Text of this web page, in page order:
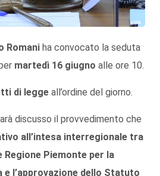
Romani ha convocato la seduta
martedì 16 giugno alle ore 10.
di legge all’ordine del giorno.
discusso il provvedimento che
all’intesa interregionale tra
Regione Piemonte per la
e l’approvazione dello Statuto